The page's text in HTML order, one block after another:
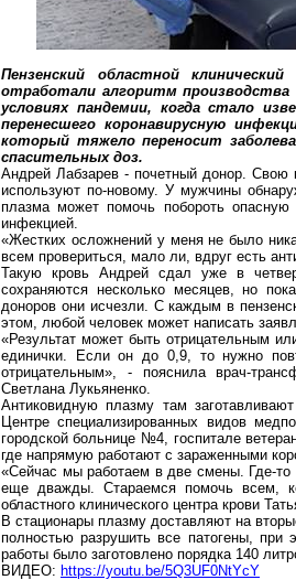
Пензенский областной
отработали алгоритм производства
условиях пандемии, когда стало
перенесшегокоронавирусную
который тяжело переносит
спасительных доз.
Андрей Лабзарев - почетный донор. Свою
используют по-новому. У мужчины
плазма может помочь побороть
инфекцией.
«Жестких осложнений у меня не было
всем провериться, мало ли, вдруг есть
Такую кровь Андрей сдал уже в
сохраняются несколько месяцев, но
доноров они исчезли. С каждым в
этом, любой человек может написать
«Результат может быть отрицательным
единички. Если он до 0,9, то нужно
отрицательным», - пояснилаврач-
Светлана Лукьяненко.
Антиковидную плазму там
Центре специализированных видов
городской больнице №4, госпитале
где напрямую работают с зараженными
«Сейчас мы работаем в две смены. Где-то
еще дважды. Стараемся помочь всем,
областного клинического центра крови
В стационары плазму доставляют на
полностью разрушить все патогены, при
работы было заготовлено порядка 140
ВИДЕО: https://youtu.be/5Q3UF0NtYcY